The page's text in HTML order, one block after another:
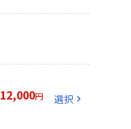
12,000円 選択 chevron_right